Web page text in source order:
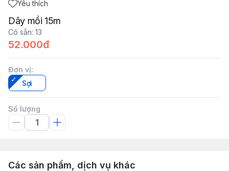
Yêu thích
Dây mồi 15m
Có sẵn: 13
52.000đ
Đơn vị:
Sợi
Số lượng
Các sản phẩm, dịch vụ khác